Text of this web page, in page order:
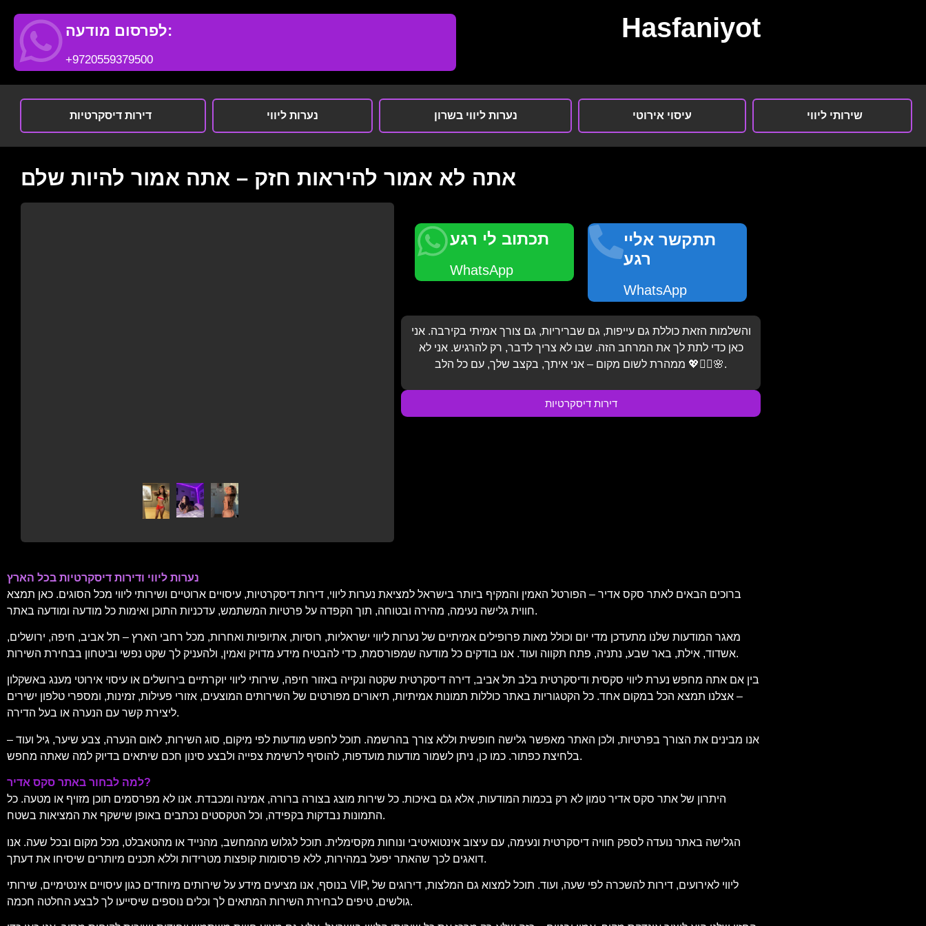
לפרסום מודעה:
+9720559379500
Hasfaniyot
דירות דיסקרטיות נערות ליווי נערות ליווי בשרון עיסוי אירוטי שירותי ליווי
אתה לא אמור להיראות חזק – אתה אמור להיות שלם
תכתוב לי רגע
WhatsApp
תתקשר אליי
רגע
WhatsApp
והשלמות הזאת כוללת גם עייפות, גם שבריריות, גם צורך אמיתי בקירבה. אני
כאן כדי לתת לך את המרחב הזה. שבו לא צריך לדבר, רק להרגיש. אני לא
ממהרת לשום מקום – אני איתך, בקצב שלך, עם כל הלב 💖💆‍♂️🌸.
דירות דיסקרטיות
נערות ליווי ודירות דיסקרטיות בכל הארץ
ברוכים הבאים לאתר סקס אדיר – הפורטל האמין והמקיף ביותר בישראל למציאת נערות ליווי, דירות דיסקרטיות, עיסויים ארוטיים ושירותי ליווי מכל הסוגים. כאן תמצא
חווית גלישה נעימה, מהירה ובטוחה, תוך הקפדה על פרטיות המשתמש, עדכניות התוכן ואימות כל מודעה ומודעה באתר.
מאגר המודעות שלנו מתעדכן מדי יום וכולל מאות פרופילים אמיתיים של נערות ליווי ישראליות, רוסיות, אתיופיות ואחרות, מכל רחבי הארץ – תל אביב, חיפה, ירושלים,
אשדוד, אילת, באר שבע, נתניה, פתח תקווה ועוד. אנו בודקים כל מודעה שמפורסמת, כדי להבטיח מידע מדויק ואמין, ולהעניק לך שקט נפשי וביטחון בבחירת השירות.
בין אם אתה מחפש נערת ליווי סקסית ודיסקרטית בלב תל אביב, דירה דיסקרטית שקטה ונקייה באזור חיפה, שירותי ליווי יוקרתיים בירושלים או עיסוי אירוטי מענג באשקלון
– אצלנו תמצא הכל במקום אחד. כל הקטגוריות באתר כוללות תמונות אמיתיות, תיאורים מפורטים של השירותים המוצעים, אזורי פעילות, זמינות, ומספרי טלפון ישירים
ליצירת קשר עם הנערה או בעל הדירה.
אנו מבינים את הצורך בפרטיות, ולכן האתר מאפשר גלישה חופשית וללא צורך בהרשמה. תוכל לחפש מודעות לפי מיקום, סוג השירות, לאום הנערה, צבע שיער, גיל ועוד –
בלחיצת כפתור. כמו כן, ניתן לשמור מודעות מועדפות, להוסיף לרשימת צפייה ולבצע סינון חכם שיתאים בדיוק למה שאתה מחפש.
למה לבחור באתר סקס אדיר?
היתרון של אתר סקס אדיר טמון לא רק בכמות המודעות, אלא גם באיכות. כל שירות מוצג בצורה ברורה, אמינה ומכבדת. אנו לא מפרסמים תוכן מזויף או מטעה. כל
התמונות נבדקות בקפידה, וכל הטקסטים נכתבים באופן שישקף את המציאות בשטח.
הגלישה באתר נועדה לספק חוויה דיסקרטית ונעימה, עם עיצוב אינטואיטיבי ונוחות מקסימלית. תוכל לגלוש מהמחשב, מהנייד או מהטאבלט, מכל מקום ובכל שעה. אנו
דואגים לכך שהאתר יפעל במהירות, ללא פרסומות קופצות מטרידות וללא תכנים מיותרים שיסיחו את דעתך.
בנוסף, אנו מציעים מידע על שירותים מיוחדים כגון עיסויים אינטימיים, שירותי VIP, ליווי לאירועים, דירות להשכרה לפי שעה, ועוד. תוכל למצוא גם המלצות, דירוגים של
גולשים, טיפים לבחירת השירות המתאים לך וכלים נוספים שיסייעו לך לבצע החלטה חכמה.